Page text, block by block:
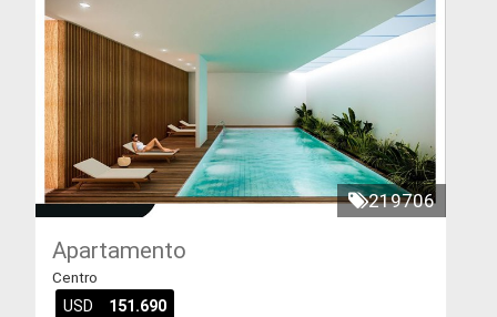
219706
Apartamento
Centro
USD 151.690